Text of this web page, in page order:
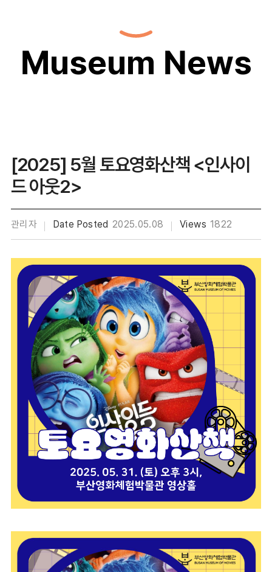
Museum News
[2025] 5월 토요영화산책 <인사이
드 아웃2>
관리자 Date Posted 2025.05.08 Views 1822